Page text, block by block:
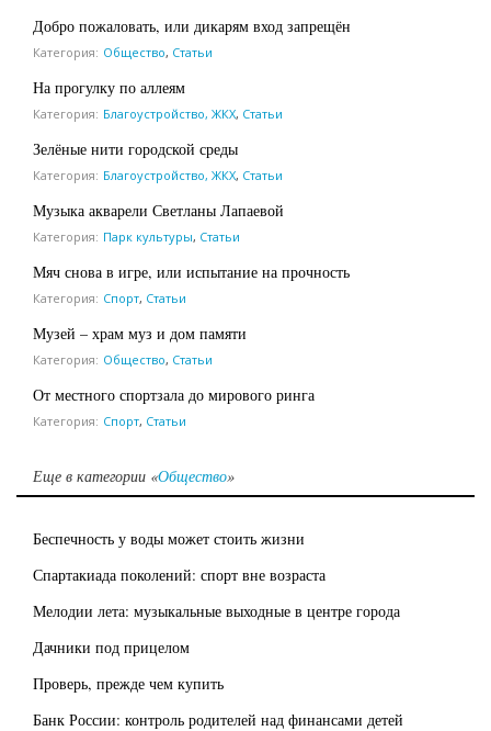
Добро пожаловать, или дикарям вход запрещён
Категория: Общество, Статьи
На прогулку по аллеям
Категория: Благоустройство, ЖКХ, Статьи
Зелёные нити городской среды
Категория: Благоустройство, ЖКХ, Статьи
Музыка акварели Светланы Лапаевой
Категория: Парк культуры, Статьи
Мяч снова в игре, или испытание на прочность
Категория: Спорт, Статьи
Музей – храм муз и дом памяти
Категория: Общество, Статьи
От местного спортзала до мирового ринга
Категория: Спорт, Статьи
Еще в категории «Общество»
Беспечность у воды может стоить жизни
Спартакиада поколений: спорт вне возраста
Мелодии лета: музыкальные выходные в центре города
Дачники под прицелом
Проверь, прежде чем купить
Банк России: контроль родителей над финансами детей